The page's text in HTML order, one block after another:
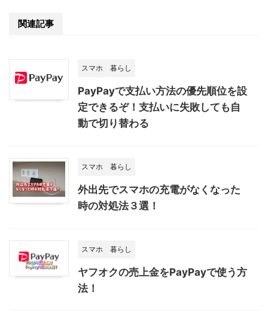
関連記事
スマホ 暮らし
PayPayで支払い方法の優先順位を設
定できるぞ！支払いに失敗しても自
動で切り替わる
スマホ 暮らし
外出先でスマホの充電がなくなった
時の対処法３選！
スマホ 暮らし
ヤフオクの売上金をPayPayで使う方
法！